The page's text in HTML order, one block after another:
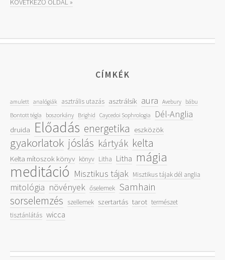
KÖVETKEZŐ OLDAL »
CÍMKÉK
amulett analógiák asztrális utazás asztrálsík aura Avebury bábu
Bontott tégla
boszorkány Brighid Caycedoi Sophrologia Dél-Anglia
druida Előadás energetika eszközök
gyakorlatok jóslás kártyák kelta
Kelta mítoszok könyv könyv Litha Litha mágia
meditáció Misztikus tájak Misztikus tájak dél anglia
mitológia növények őselemek Samhain
sorselemzés szellemek szertartás tarot természet
tisztánlátás wicca